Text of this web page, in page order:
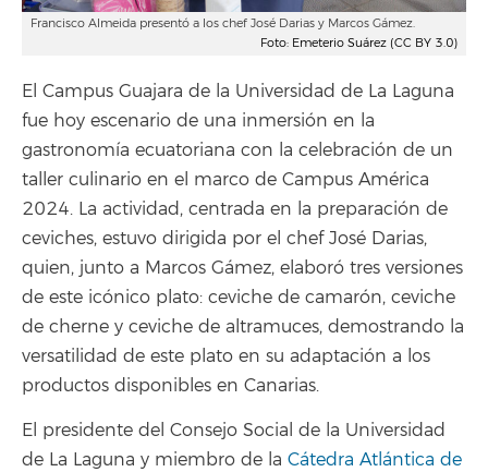
Francisco Almeida presentó a los chef José Darias y Marcos Gámez.
Foto: Emeterio Suárez (CC BY 3.0)
El Campus Guajara de la Universidad de La Laguna
fue hoy escenario de una inmersión en la
gastronomía ecuatoriana con la celebración de un
taller culinario en el marco de Campus América
2024. La actividad, centrada en la preparación de
ceviches, estuvo dirigida por el chef José Darias,
quien, junto a Marcos Gámez, elaboró tres versiones
de este icónico plato: ceviche de camarón, ceviche
de cherne y ceviche de altramuces, demostrando la
versatilidad de este plato en su adaptación a los
productos disponibles en Canarias.
El presidente del Consejo Social de la Universidad
de La Laguna y miembro de la Cátedra Atlántica de